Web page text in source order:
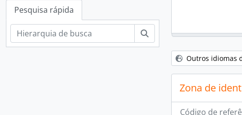
Pesquisa rápida
Pesquisar
Outros idiomas
Zona de
Código de